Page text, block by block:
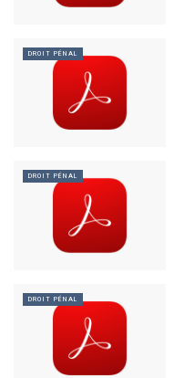
DROIT PÉNAL
DROIT PÉNAL
DROIT PÉNAL